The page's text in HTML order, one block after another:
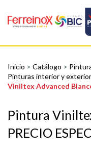
Inicio > Catálogo >
Pinturas interior y exterior
Viniltex Advanced
Pintura
PRECIO